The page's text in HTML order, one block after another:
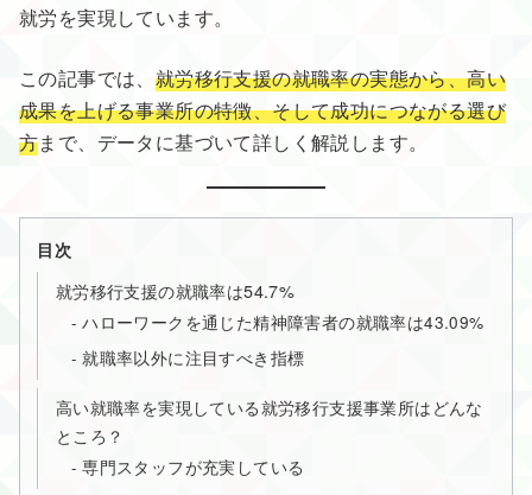
就労を実現しています。
この記事では、 就労移行支援の就職率の実態から、高い
成果を上げる事業所の特徴、そして成功につながる選び
方まで、データに基づいて詳しく解説します。
目次
就労移行支援の就職率は54.7%
ハローワークを通じた精神障害者の就職率は43.09%
就職率以外に注目すべき指標
高い就職率を実現している就労移行支援事業所はどんな
ところ？
専門スタッフが充実している